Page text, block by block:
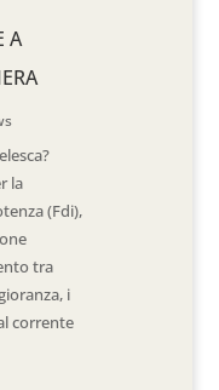
A
la
(Fdi),
tra
i
corrente